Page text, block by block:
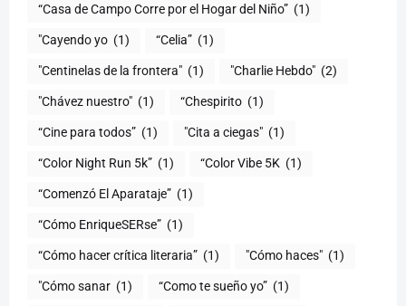
“Casa de Campo Corre por el Hogar del Niño” (1)
"Cayendo yo (1) (1)
"Centinelas de la frontera" (1) "Charlie Hebdo" (2)
"Chávez nuestro" (1) “Chespirito (1)
“Cine para todos” (1) "Cita a ciegas" (1)
“Color Night Run 5k” (1) “Color Vibe 5K (1)
“Comenzó El Aparataje” (1)
“Cómo EnriqueSERse” (1)
(1) "Cómo haces" (1)
"Cómo sanar (1) “Como te sueño yo” (1)